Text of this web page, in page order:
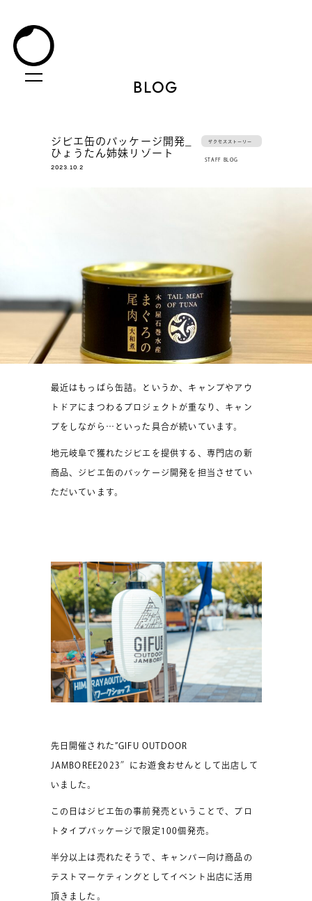
BLOG
ジビエ缶のパッケージ開発_
ひょうたん姉妹リゾート
2023.10.2
サクセスストーリー
STAFF BLOG
最近はもっぱら缶詰。というか、キャンプやアウ
トドアにまつわるプロジェクトが重なり、キャン
プをしながら…といった具合が続いています。
地元岐阜で獲れたジビエを提供する、専門店の新
商品、ジビエ缶のパッケージ開発を担当させてい
ただいています。
先日開催された”GIFU OUTDOOR
JAMBOREE2023″にお遊食おせんとして出店して
いました。
この日はジビエ缶の事前発売ということで、プロ
トタイプパッケージで限定100個発売。
半分以上は売れたそうで、キャンパー向け商品の
テストマーケティングとしてイベント出店に活用
頂きました。